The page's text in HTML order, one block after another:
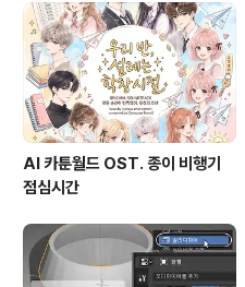
AI 카툰월드 OST. 종이 비행기
점심시간